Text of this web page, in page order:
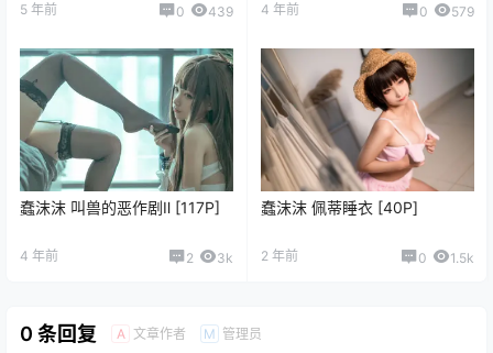
5 年前 0 439 4 年前 0 579
蠢沫沫 叫兽的恶作剧Ⅱ [117P]
4 年前 2 3k
蠢沫沫 佩蒂睡衣 [40P]
2 年前 0 1.5k
0 条回复 A 文章作者 M 管理员